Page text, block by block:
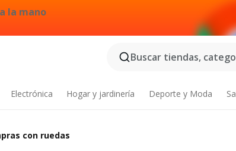
la mano
Buscar tiendas,
Electrónica Hogar y jardinería Deporte y Moda
con ruedas